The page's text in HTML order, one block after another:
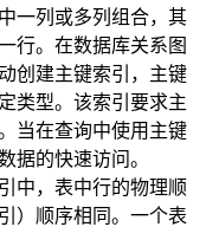
一列或多列组合，其
行。在数据库关系图
创建主键索引，主键
类型。该索引要求主
当在查询中使用主键
据的快速访问。
中，表中行的物理顺
）顺序相同。一个表